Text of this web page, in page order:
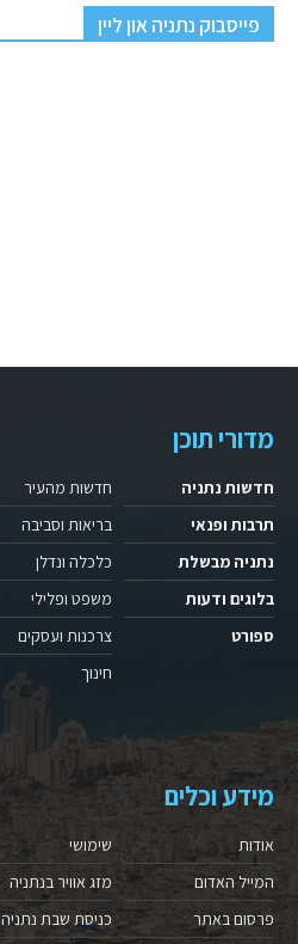
פייסבוק נתניה און ליין
מדורי תוכן
חדשות נתניה
תרבות ופנאי
נתניה מבשלת
בלוגים ודעות
ספורט
חדשות מהעיר
בריאות וסביבה
כלכלה ונדלן
משפט ופלילי
צרכנות ועסקים
חינוך
מידע וכלים
אודות
המייל האדום
פרסום באתר
שימושי
מזג אוויר בנתניה
כניסת שבת נתניה